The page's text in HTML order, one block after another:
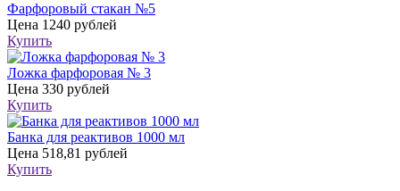
Фарфоровый стакан №5
Цена 1240 рублей
Купить
Ложка фарфоровая № 3
Цена 330 рублей
Купить
Банка для реактивов 1000 мл
Цена 518,81 рублей
Купить